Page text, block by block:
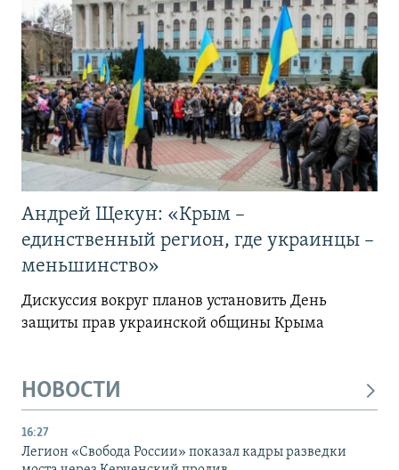
Андрей Щекун: «Крым –
единственный регион, где украинцы –
меньшинство»
Дискуссия вокруг планов установить День
защиты прав украинской общины Крыма
НОВОСТИ
16:27
Легион «Свобода России» показал кадры разведки